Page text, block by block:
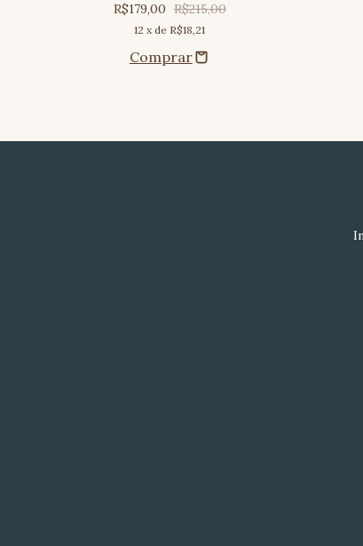
R$179,00 R$215,00
12 x de R$18,21